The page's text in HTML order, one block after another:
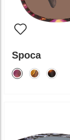
Spoca